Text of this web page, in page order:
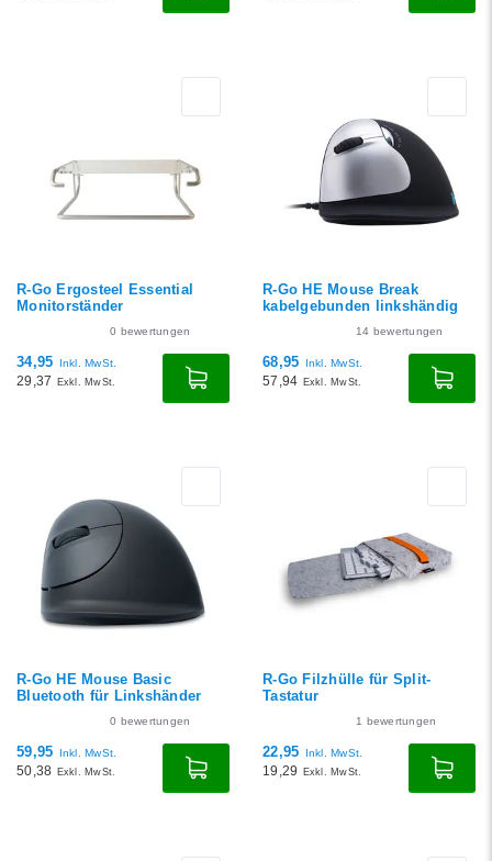
R-Go Ergosteel Essential
Monitorständer
0 bewertungen
34,95 Inkl. MwSt.
29,37 Exkl. MwSt.
R-Go HE Mouse Break
kabelgebunden linkshändig
14 bewertungen
68,95 Inkl. MwSt.
57,94 Exkl. MwSt.
R-Go HE Mouse Basic
Bluetooth für Linkshänder
0 bewertungen
59,95 Inkl. MwSt.
50,38 Exkl. MwSt.
R-Go Filzhülle für Split-
Tastatur
1 bewertungen
22,95 Inkl. MwSt.
19,29 Exkl. MwSt.